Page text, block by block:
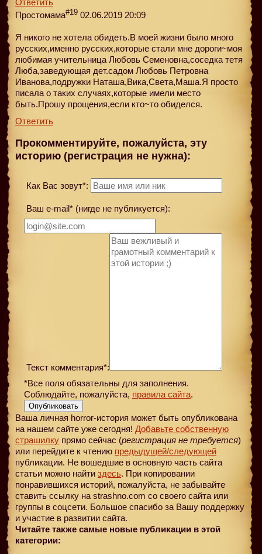
Простомама#19 02.06.2019 20:09
Я никого не хотела обидеть.В моей жизни было много
русских,именно русских,которые стали мне дороги~моя
любимая учительница Любовь Семеновна,соседка тетя
Люба,заведующая дет.садом Любовь Петровна
Иванова,подружки Наташа,Вика,Света,Маша.Я просто
писала о таких случаях,которые имели место
быть.Прошу прощения,если кто~то обиделся.
Ответить
Прокомментируйте, пожалуйста, эту
историю (регистрация не нужна):
Как Вас зовут*:
Ваш e-mail* (нигде не публикуется):
Текст комментария*:
*Все поля обязательны для заполнения.
Соблюдайте, пожалуйста, правила сайта.
Опубликовать
Ваша личная horror-история может быть опубликована
на нашем сайте уже сегодня! Добавьте собственную
страшилку прямо сейчас (регистрация не требуется)
или перейдите к чтению предыдущей/следующей
публикации. Не вошедшие в основную часть сайта
статьи можно найти здесь. При копировании
понравившихся историй, пожалуйста, не забывайте
ставить ссылку на strashno.com со своего сайта или
группы в соцсети. Большое спасибо за Вашу поддержку
и участие в развитии сайта.
Читайте также самые новые публикации в этой
категории: